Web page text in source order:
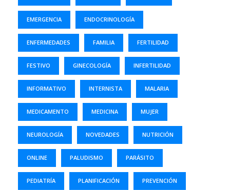
EMERGENCIA ENDOCRINOLOGÍA
ENFERMEDADES FAMILIA FERTILIDAD
FESTIVO GINECOLOGÍA INFERTILIDAD
INFORMATIVO INTERNISTA MALARIA
MEDICAMENTO MEDICINA MUJER
NEUROLOGÍA NOVEDADES NUTRICIÓN
ONLINE PALUDISMO PARÁSITO
PEDIATRÍA PLANIFICACIÓN PREVENCIÓN